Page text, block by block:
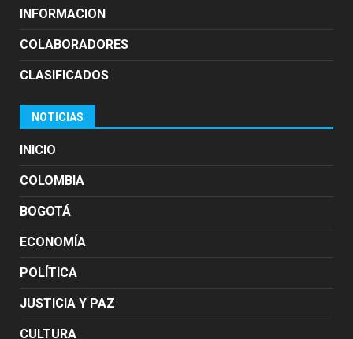
INFORMACION
COLABORADORES
CLASIFICADOS
NOTICIAS
INICIO
COLOMBIA
BOGOTÁ
ECONOMÍA
POLÍTICA
JUSTICIA Y PAZ
CULTURA